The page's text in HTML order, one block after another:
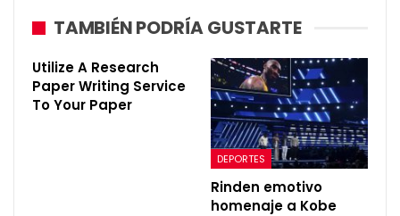
TAMBIÉN PODRÍA GUSTARTE
Utilize A Research
Paper Writing Service
To Your Paper
DEPORTES
Rinden emotivo
homenaje a Kobe